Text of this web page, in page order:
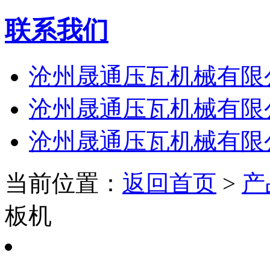
联系我们
沧州晟通压瓦机械有限
沧州晟通压瓦机械有限
沧州晟通压瓦机械有限
当前位置： 返回首页 >
板机